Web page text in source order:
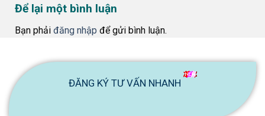
Để lại một bình luận
Bạn phải đăng nhập để gửi bình luận.
ĐĂNG KÝ TƯ VẤN NHANH